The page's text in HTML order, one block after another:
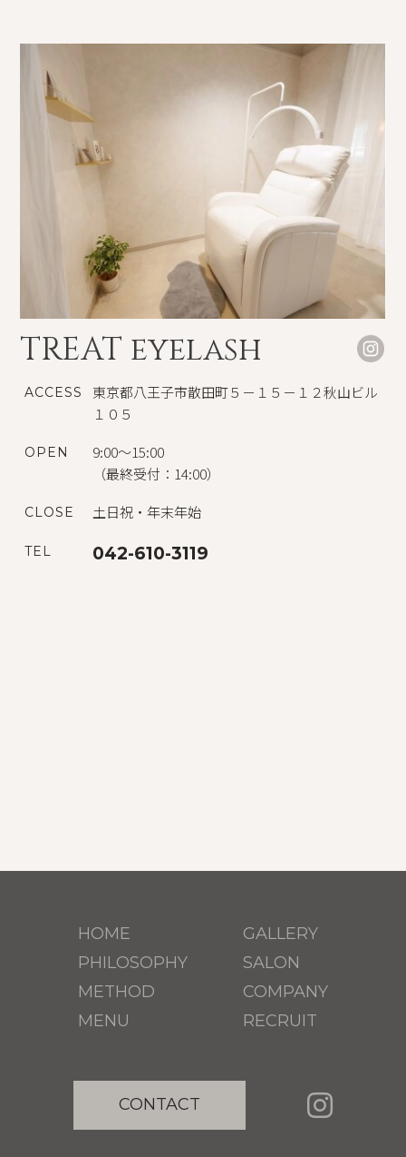
TREAT eyelash
ACCESS
東京都八王子市散田町５－１５－１２秋山ビル
１０５
OPEN
9:00～15:00
（最終受付：14:00）
CLOSE 土日祝・年末年始
TEL 042-610-3119
HOME
PHILOSOPHY
METHOD
MENU
GALLERY
SALON
COMPANY
RECRUIT
CONTACT